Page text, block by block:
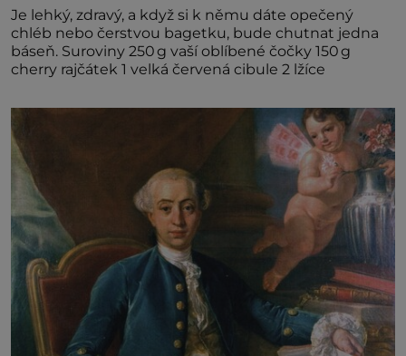
Je lehký, zdravý, a když si k němu dáte opečený
chléb nebo čerstvou bagetku, bude chutnat jedna
báseň. Suroviny 250 g vaší oblíbené čočky 150 g
cherry rajčátek 1 velká červená cibule 2 lžíce